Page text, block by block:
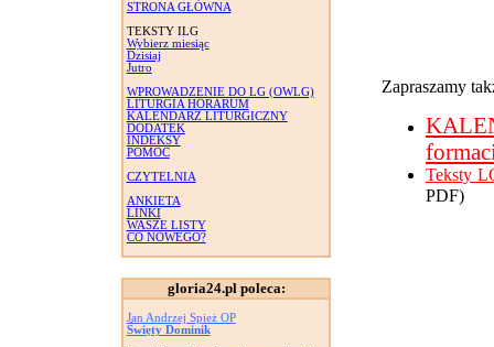
STRONA GŁÓWNA
TEKSTY ILG
Wybierz miesiąc
Dzisiaj
Jutro
WPROWADZENIE DO LG (OWLG)
LITURGIA HORARUM
KALENDARZ LITURGICZNY
DODATEK
INDEKSY
POMOC
CZYTELNIA
ANKIETA
LINKI
WASZE LISTY
CO NOWEGO?
gloria24.pl poleca:
Jan Andrzej Spież OP
Święty Dominik
Zapraszamy
Teksty
PDF)